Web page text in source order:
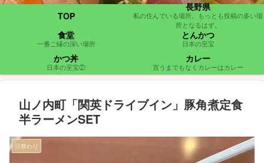
TOP
長野県
私の住んでいる場所。もっとも投稿の多い場
所となるはず。
食堂
一番ご縁の深い場所
とんかつ
日本の至宝
かつ丼
日本の至宝②
カレー
言うまでもなくカレーはカレー
山ノ内町「関英ドライブイン」豚角煮定食
半ラーメンSET
日替わり